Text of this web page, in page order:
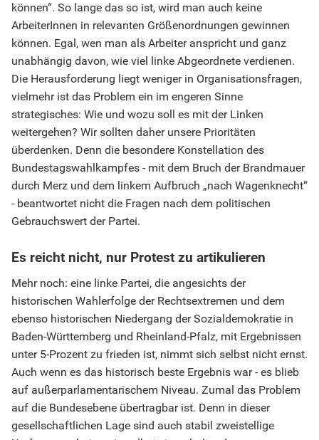
können“. So lange das so ist, wird man auch keine
ArbeiterInnen in relevanten Größenordnungen gewinnen
können. Egal, wen man als Arbeiter anspricht und ganz
unabhängig davon, wie viel linke Abgeordnete verdienen.
Die Herausforderung liegt weniger in Organisationsfragen,
vielmehr ist das Problem ein im engeren Sinne
strategisches: Wie und wozu soll es mit der Linken
weitergehen? Wir sollten daher unsere Prioritäten
überdenken. Denn die besondere Konstellation des
Bundestagswahlkampfes - mit dem Bruch der Brandmauer
durch Merz und dem linkem Aufbruch „nach Wagenknecht“
- beantwortet nicht die Fragen nach dem politischen
Gebrauchswert der Partei.
Es reicht nicht, nur Protest zu artikulieren
Mehr noch: eine linke Partei, die angesichts der
historischen Wahlerfolge der Rechtsextremen und dem
ebenso historischen Niedergang der Sozialdemokratie in
Baden-Württemberg und Rheinland-Pfalz, mit Ergebnissen
unter 5-Prozent zu frieden ist, nimmt sich selbst nicht ernst.
Auch wenn es das historisch beste Ergebnis war - es blieb
auf außerparlamentarischem Niveau. Zumal das Problem
auf die Bundesebene übertragbar ist. Denn in dieser
gesellschaftlichen Lage sind auch stabil zweistellige